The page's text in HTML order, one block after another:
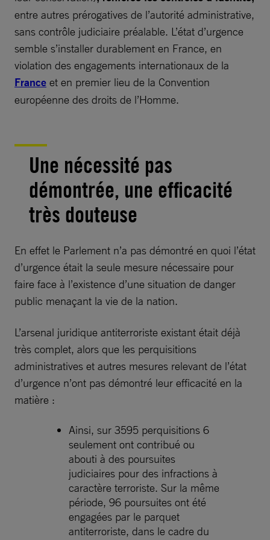
entre autres prérogatives de l’autorité administrative,
sans contrôle judiciaire préalable. L’état d’urgence
semble s’installer durablement en France, en
violation des engagements internationaux de la
France et en premier lieu de la Convention
européenne des droits de l’Homme.
Une nécessité pas
démontrée, une efficacité
très douteuse
En effet le Parlement n’a pas démontré en quoi l’état
d’urgence était la seule mesure nécessaire pour
faire face à l’existence d’une situation de danger
public menaçant la vie de la nation.
L’arsenal juridique antiterroriste existant était déjà
très complet, alors que les perquisitions
administratives et autres mesures relevant de l’état
d’urgence n’ont pas démontré leur efficacité en la
matière :
Ainsi, sur 3595 perquisitions 6
seulement ont contribué ou
abouti à des poursuites
judiciaires pour des infractions à
caractère terroriste. Sur la même
période, 96 poursuites ont été
engagées par le parquet
antiterroriste, dans le cadre du